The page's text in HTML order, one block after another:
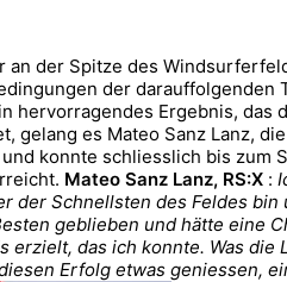
an der Spitze des
der darauffolgenden
hervorragendes Ergebnis, das
gelang es Mateo Sanz Lanz,
konnte schliesslich bis zum
Mateo Sanz Lanz, RS:X :
der Schnellsten des Feldes
geblieben und hätte eine
erzielt, das ich konnte. Was die
Erfolg etwas geniessen,